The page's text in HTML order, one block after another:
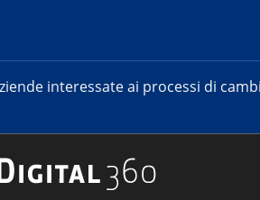
interessate ai processi di